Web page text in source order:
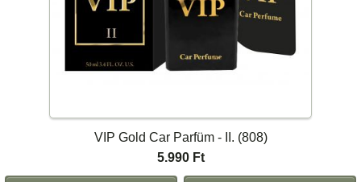
VIP Gold Car Parfüm - II. (808)
5.990 Ft